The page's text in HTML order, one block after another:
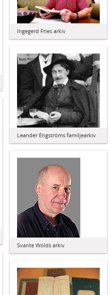
Ingegerd Fries arkiv
Leander Engströms familjearkiv
Svante Wolds arkiv